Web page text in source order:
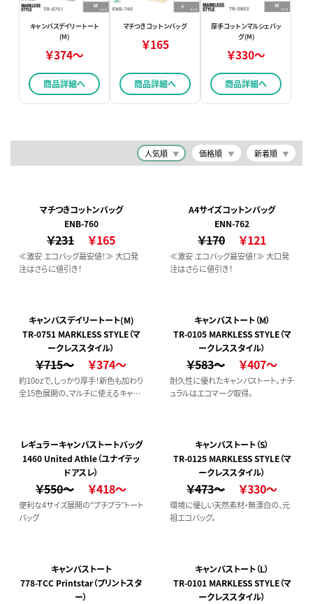
キャンバスデイリートート
(M)
￥374～
商品詳細へ
マチつきコットンバッグ
￥165
商品詳細へ
厚手コットンマルシェバッ
グ(M)
￥330～
商品詳細へ
人気順 価格順 新着順
マチつきコットンバッグ
ENB-760
￥231 ￥165
≪激安 エコバッグ最安値！≫ 大口発
注はさらに値引き！
A4サイズコットンバッグ
ENN-762
￥170 ￥121
≪激安 エコバッグ最安値！≫ 大口発
注はさらに値引き！
キャンバスデイリートート(M)
TR-0751 MARKLESS STYLE（マ
ークレススタイル）
￥715～ ￥374～
約10ozで、しっかり厚手！新色も加わり
全15色展開の、マルチに使えるキャン
キャンバストート（M）
TR-0105 MARKLESS STYLE（マ
ークレススタイル）
￥583～ ￥407～
耐久性に優れたキャンバストート。ナチ
ュラルはエコマーク取得。
レギュラーキャンバストートバッグ
1460 United Athle（ユナイテッ
ドアスレ）
￥550～ ￥418～
便利な4サイズ展開の“プチプラ”トート
バッグ
キャンバストート（S）
TR-0125 MARKLESS STYLE（マ
ークレススタイル）
￥473～ ￥330～
環境に優しい天然素材・無漂白の、元
祖エコバッグ。
キャンバストート
778-TCC Printstar（プリントスタ
ー）
キャンバストート（L）
TR-0101 MARKLESS STYLE（マ
ークレススタイル）